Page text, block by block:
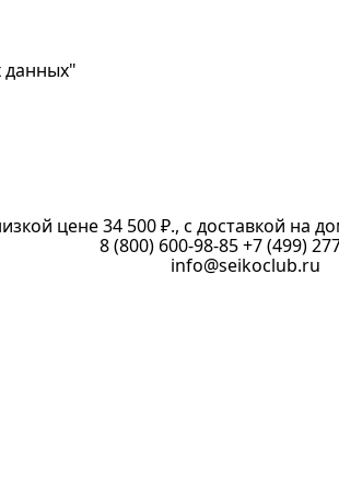
данных"
цене 34 500 ₽., с доставкой на
8 (800) 600-98-85 +7 (499)
info@seikoclub.ru